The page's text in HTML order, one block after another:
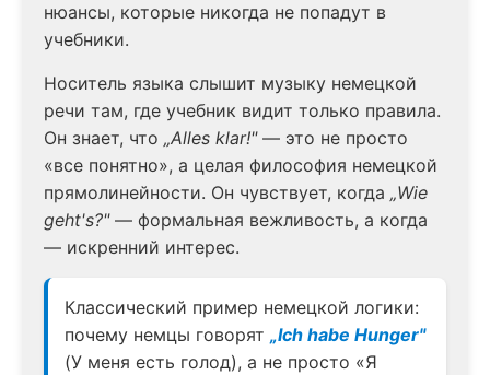
нюансы, которые никогда не попадут в
учебники.
Носитель языка слышит музыку немецкой
речи там, где учебник видит только правила.
Он знает, что „Alles klar!"— это не просто
«все понятно», а целая философия немецкой
прямолинейности. Он чувствует, когда „Wie
geht's?"— формальная вежливость, а когда
— искренний интерес.
Классический пример немецкой логики:
почему немцы говорят „Ich habe Hunger"
(У меня есть голод), а не просто «Я